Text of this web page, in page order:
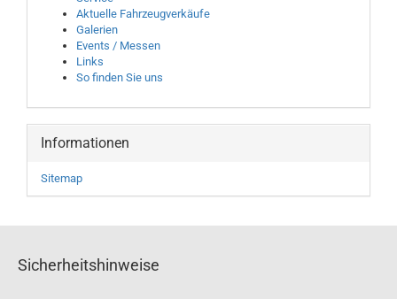
Aktuelle Fahrzeugverkäufe
Galerien
Events / Messen
Links
So finden Sie uns
Informationen
Sitemap
Sicherheitshinweise